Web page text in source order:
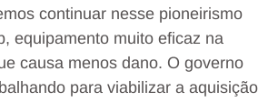
continuar nesse pioneirismo
equipamento muito eficaz na
causa menos dano. O governo
para viabilizar a aquisição